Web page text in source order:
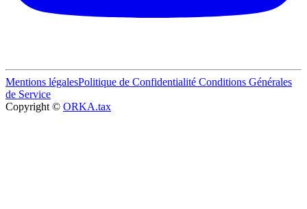
Mentions légalesPolitique de Confidentialité Conditions Générales
de Service
Copyright © ORKA.tax